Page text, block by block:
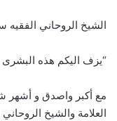
الشيخ الروحاني
“يزف اليكم هذه البشرى
مع أكبر واصدق و أشهر
العلامة والشيخ